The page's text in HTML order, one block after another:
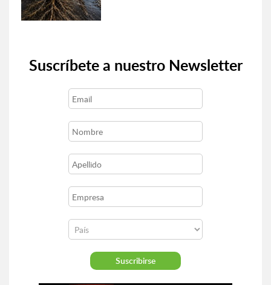
Suscríbete a nuestro Newsletter